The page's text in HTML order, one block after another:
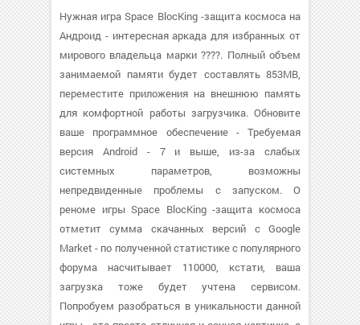
Нужная игра Space BlocKing -защита космоса на
Андроид - интересная аркада для избранных от
мирового владельца марки ????. Полный объем
занимаемой памяти будет составлять 853MB,
переместите приложения на внешнюю память
для комфортной работы загрузчика. Обновите
ваше программное обеспечение - Требуемая
версия Android - 7 и выше, из-за слабых
системных параметров, возможны
непредвиденные проблемы с запуском. О
реноме игры Space BlocKing -защита космоса
отметит сумма скачанных версий с Google
Market - по полученной статистике с популярного
форума насчитывает 110000, кстати, ваша
загрузка тоже будет учтена сервисом.
Попробуем разобраться в уникальности данной